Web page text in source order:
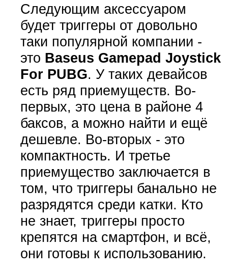
Следующим аксессуаром
будет триггеры от довольно
таки популярной компании -
это Baseus Gamepad Joystick
For PUBG. У таких девайсов
есть ряд приемуществ. Во-
первых, это цена в районе 4
баксов, а можно найти и ещё
дешевле. Во-вторых - это
компактность. И третье
приемущество заключается в
том, что триггеры банально не
разрядятся среди катки. Кто
не знает, триггеры просто
крепятся на смартфон, и всё,
они готовы к использованию.